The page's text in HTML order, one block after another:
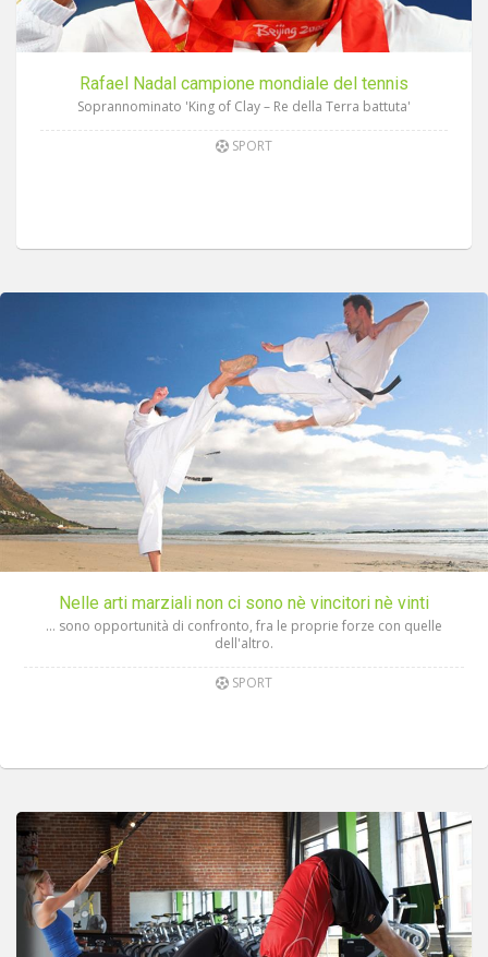
Rafael Nadal campione mondiale del tennis
Soprannominato 'King of Clay – Re della Terra battuta'
SPORT
Nelle arti marziali non ci sono nè vincitori nè vinti
… sono opportunità di confronto, fra le proprie forze con quelle
dell'altro.
SPORT